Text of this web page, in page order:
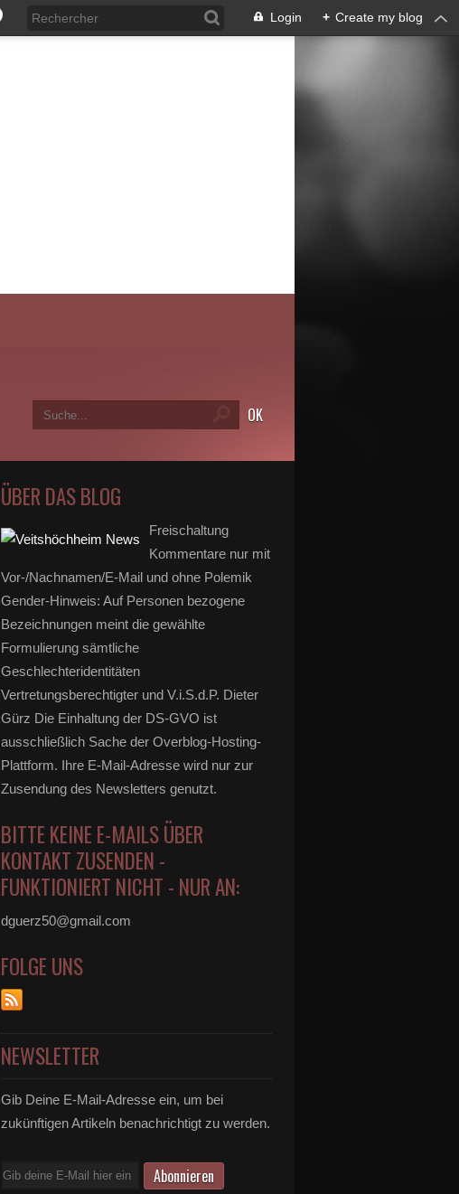
Login + Create my blog
ÜBER DAS BLOG
Freischaltung
Kommentare nur mit
Vor-/Nachnamen/E-Mail und ohne Polemik
Gender-Hinweis: Auf Personen bezogene
Bezeichnungen meint die gewählte
Formulierung sämtliche
Geschlechteridentitäten
Vertretungsberechtigter und V.i.S.d.P. Dieter
Gürz Die Einhaltung der DS-GVO ist
ausschließlich Sache der Overblog-Hosting-
Plattform. Ihre E-Mail-Adresse wird nur zur
Zusendung des Newsletters genutzt.
BITTE KEINE E-MAILS ÜBER
KONTAKT ZUSENDEN -
FUNKTIONIERT NICHT - NUR AN:
dguerz50@gmail.com
FOLGE UNS
NEWSLETTER
Gib Deine E-Mail-Adresse ein, um bei
zukünftigen Artikeln benachrichtigt zu werden.
E-